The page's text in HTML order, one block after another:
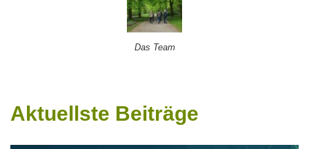
Das Team
Aktuellste Beiträge